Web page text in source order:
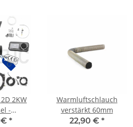
2KW
-
mit
€ *
Warmluftschlauch
verstärkt 60mm
22,90 € *